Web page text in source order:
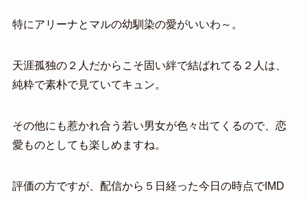
特にアリーナとマルの幼馴染の愛がいいわ～。
天涯孤独の２人だからこそ固い絆で結ばれてる２人は、
純粋で素朴で見ていてキュン。
その他にも惹かれ合う若い男女が色々出てくるので、恋
愛ものとしても楽しめますね。
評価の方ですが、配信から５日経った今日の時点でIMD